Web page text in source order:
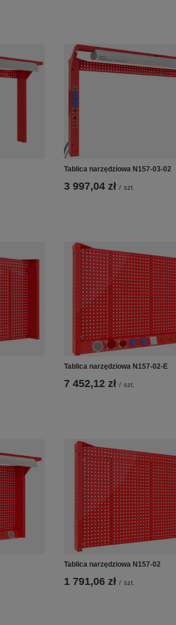
Tablica narzędziowa N157-03-02
3 997,04 zł / szt.
Tablica narzędziowa N157-02-E
7 452,12 zł / szt.
Tablica narzędziowa N157-02
1 791,06 zł / szt.